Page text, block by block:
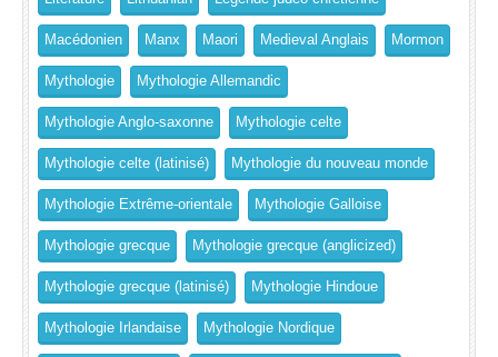
Macédonien Manx Maori Medieval Anglais Mormon
Mythologie Mythologie Allemandic
Mythologie Anglo-saxonne Mythologie celte
Mythologie celte (latinisé) Mythologie du nouveau monde
Mythologie Extrême-orientale Mythologie Galloise
Mythologie grecque Mythologie grecque (anglicized)
Mythologie grecque (latinisé) Mythologie Hindoue
Mythologie Irlandaise Mythologie Nordique